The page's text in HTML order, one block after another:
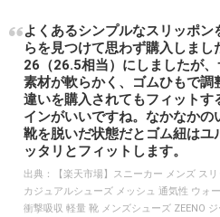
よくあるシンプルなスリッポ
らを見つけて思わず購入しま
26（26.5相当）にしましたが、
素材が軟らかく、ゴムひもで
違いを購入されてもフィット
インがいいですね。なかなかの
靴を脱いだ状態だとゴム紐は
ッタリとフィットします。
出典：
【楽天市場】スニーカー メンズ ス
カジュアルシューズ メッシュ 通気性 ウォ
衝撃吸収 軽量 靴 メンズシューズ ZEENO